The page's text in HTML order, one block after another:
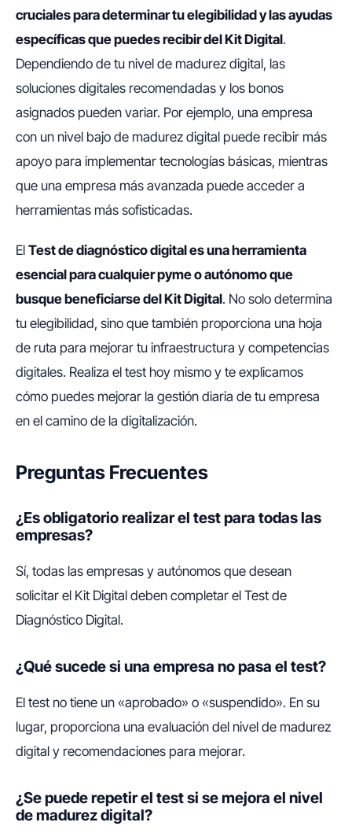
cruciales para determinar tu elegibilidad y las ayudas
específicas que puedes recibir del Kit Digital.
Dependiendo de tu nivel de madurez digital, las
soluciones digitales recomendadas y los bonos
asignados pueden variar. Por ejemplo, una empresa
con un nivel bajo de madurez digital puede recibir más
apoyo para implementar tecnologías básicas, mientras
que una empresa más avanzada puede acceder a
herramientas más sofisticadas.
El Test de diagnóstico digital es una herramienta
esencial para cualquier pyme o autónomo que
busque beneficiarse del Kit Digital. No solo determina
tu elegibilidad, sino que también proporciona una hoja
de ruta para mejorar tu infraestructura y competencias
digitales. Realiza el test hoy mismo y te explicamos
cómo puedes mejorar la gestión diaria de tu empresa
en el camino de la digitalización.
Preguntas Frecuentes
¿Es obligatorio realizar el test para todas las
empresas?
Sí, todas las empresas y autónomos que desean
solicitar el Kit Digital deben completar el Test de
Diagnóstico Digital.
¿Qué sucede si una empresa no pasa el test?
El test no tiene un «aprobado» o «suspendido». En su
lugar, proporciona una evaluación del nivel de madurez
digital y recomendaciones para mejorar.
¿Se puede repetir el test si se mejora el nivel
de madurez digital?